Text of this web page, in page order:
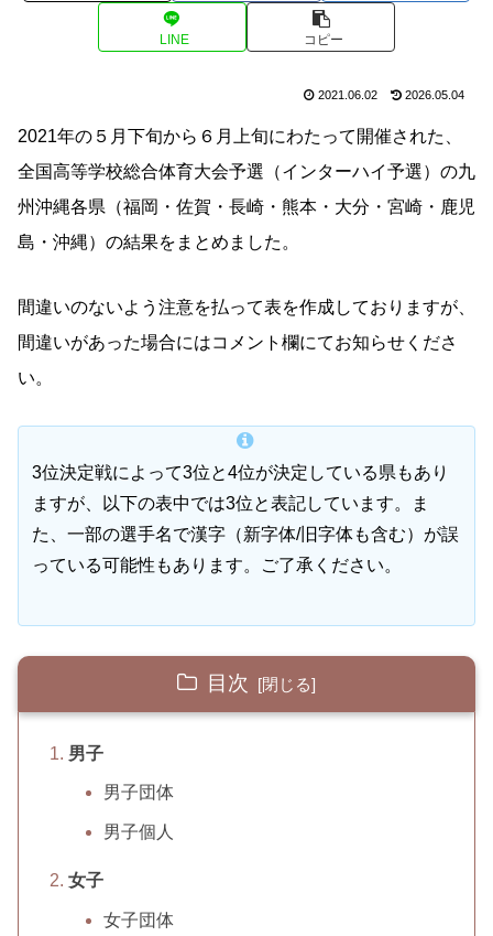
LINE コピー
2021.06.02 2026.05.04
2021年の５月下旬から６月上旬にわたって開催された、
全国高等学校総合体育大会予選（インターハイ予選）の九
州沖縄各県（福岡・佐賀・長崎・熊本・大分・宮崎・鹿児
島・沖縄）の結果をまとめました。
間違いのないよう注意を払って表を作成しておりますが、
間違いがあった場合にはコメント欄にてお知らせくださ
い。
3位決定戦によって3位と4位が決定している県もあり
ますが、以下の表中では3位と表記しています。ま
た、一部の選手名で漢字（新字体/旧字体も含む）が誤
っている可能性もあります。ご了承ください。
目次
男子
男子団体
男子個人
女子
女子団体